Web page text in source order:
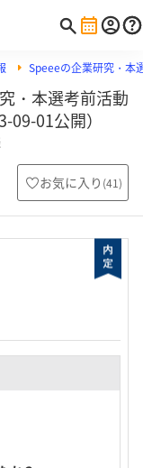
Speeeの企業研究・本
・本選考前活動
01公開）
お気に入り (41)